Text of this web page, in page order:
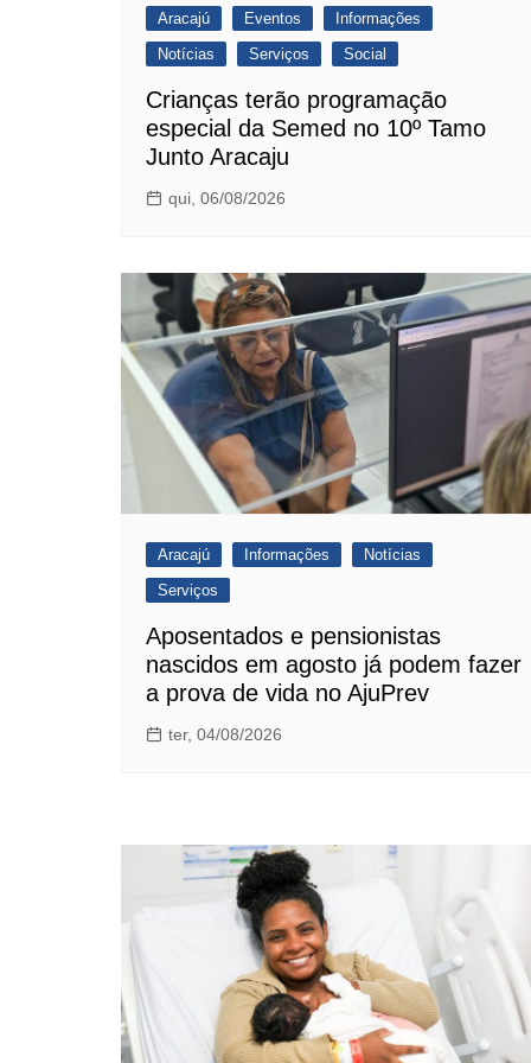
Aracajú Eventos
Informações
Notícias
Serviços Social
Crianças terão programação
especial da Semed no 10º Tamo
Junto Aracaju
qui, 06/08/2026
Aracajú Informações
Notícias
Serviços
Aposentados e pensionistas
nascidos em agosto já podem fazer
a prova de vida no AjuPrev
ter, 04/08/2026